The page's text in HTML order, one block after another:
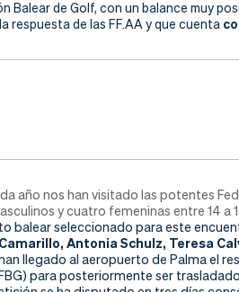
Balear de Golf, con un balance muy
respuesta de las FF.AA y que cuenta
año nos han visitado las potentes
y cuatro femeninas entre 14 a
balear seleccionado para este
Antonia Schulz, Teresa
llegado al aeropuerto de Palma el
para posteriormente ser